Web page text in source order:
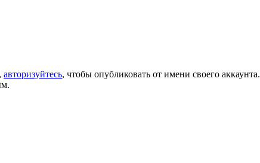
авторизуйтесь, чтобы опубликовать от имени своего аккаунта.